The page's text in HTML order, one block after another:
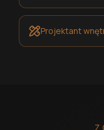
Projektant